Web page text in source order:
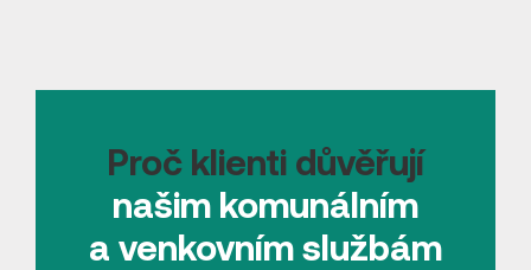
Proč klienti důvěřují
našim komunálním
a venkovním službám